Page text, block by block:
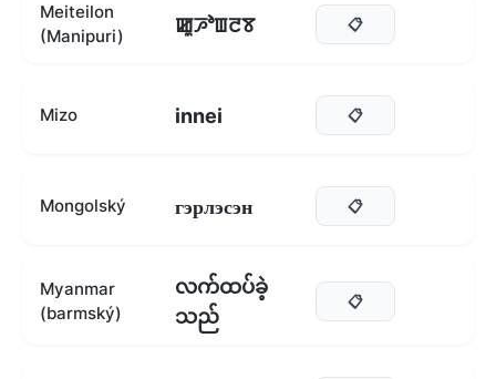
Meiteilon
(Manipuri)
ꯀꯨꯍꯣꯡꯂꯕ 📋
Mizo innei 📋
Mongolský гэрлэсэн 📋
Myanmar
(barmský)
လက်ထပ်ခဲ့
သည်
📋